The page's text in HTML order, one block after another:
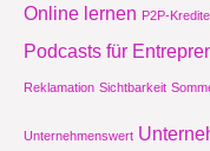
Online lernen P2P-Kredite
Podcasts für
Reklamation Sichtbarkeit
Unternehmenswert